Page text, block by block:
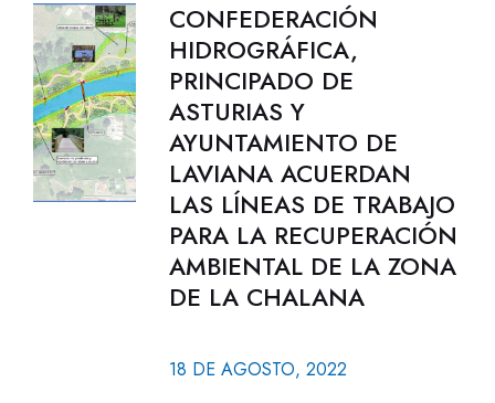
CONFEDERACIÓN
HIDROGRÁFICA,
PRINCIPADO DE
ASTURIAS Y
AYUNTAMIENTO DE
LAVIANA ACUERDAN
LAS LÍNEAS DE TRABAJO
PARA LA RECUPERACIÓN
AMBIENTAL DE LA ZONA
DE LA CHALANA
18 DE AGOSTO, 2022